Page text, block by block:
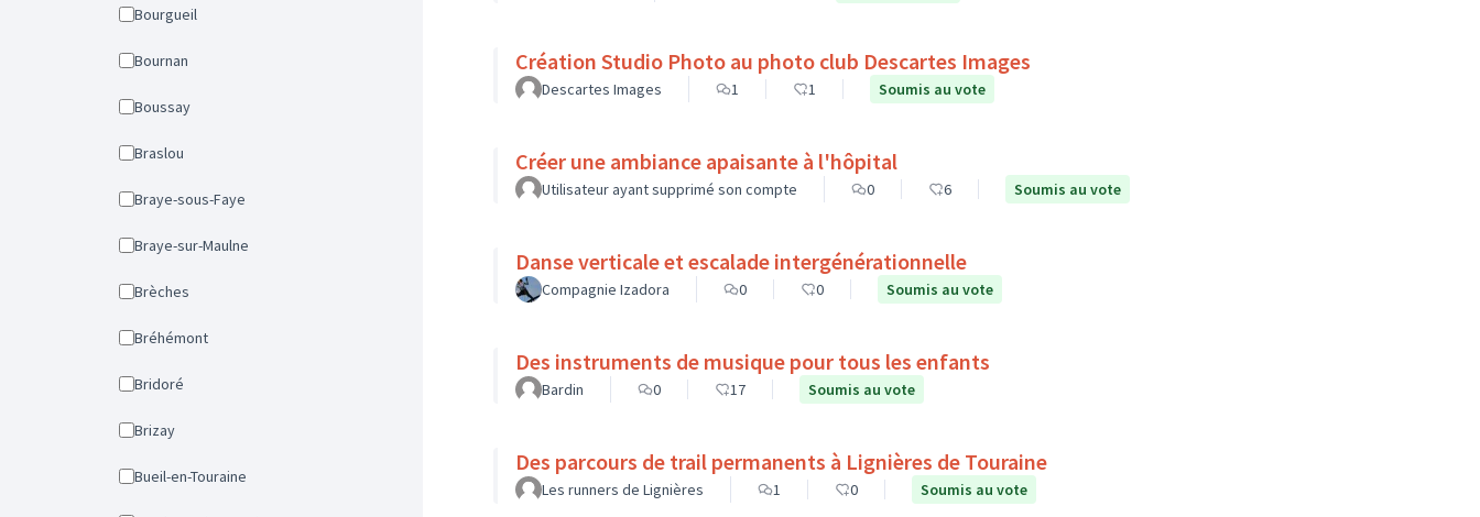
Bourgueil
Bournan
Boussay
Braslou
Braye-sous-Faye
Braye-sur-Maulne
Brèches
Bréhémont
Bridoré
Brizay
Bueil-en-Touraine
Création Studio Photo au photo club Descartes Images
Descartes Images 1 1 Soumis au vote
Créer une ambiance apaisante à l'hôpital
Utilisateur ayant supprimé son compte 0 6 Soumis au vote
Danse verticale et escalade intergénérationnelle
Compagnie Izadora 0 0 Soumis au vote
Des instruments de musique pour tous les enfants
Bardin 0 17 Soumis au vote
Des parcours de trail permanents à Lignières de Touraine
Les runners de Lignières 1 0 Soumis au vote